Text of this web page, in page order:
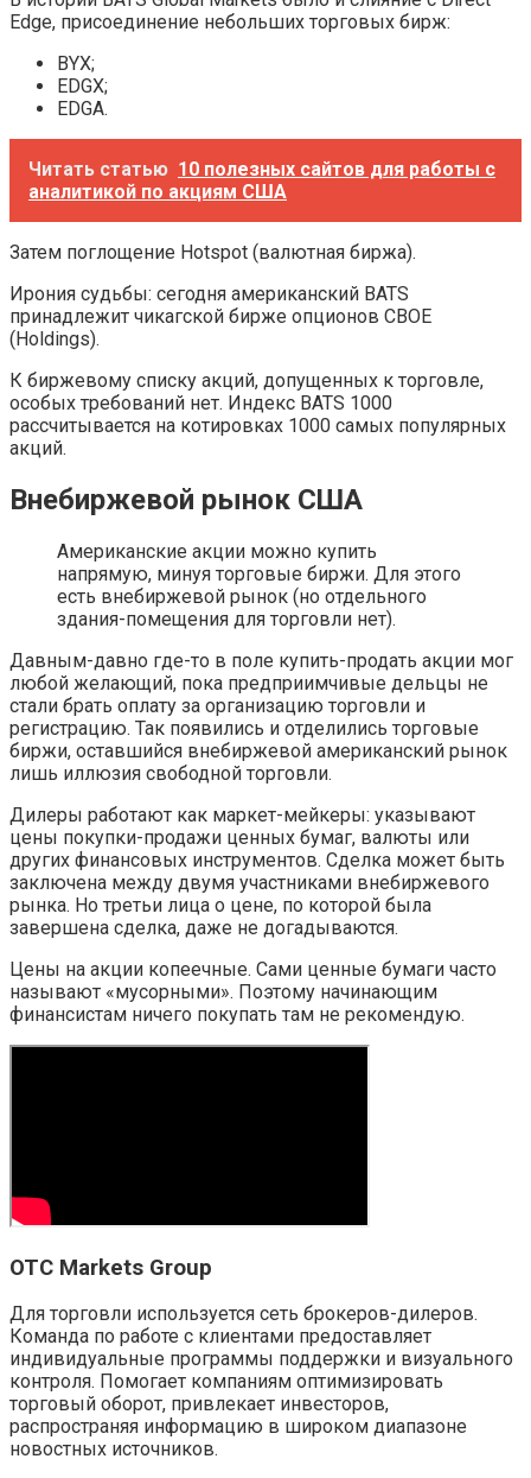
Edge, присоединение небольших торговых бирж:
BYX;
EDGX;
EDGA.
Читать статью 10 полезных сайтов для работы с
аналитикой по акциям США
Затем поглощение Hotspot (валютная биржа).
Ирония судьбы: сегодня американский BATS
принадлежит чикагской бирже опционов CBOE
(Holdings).
К биржевому списку акций, допущенных к торговле,
особых требований нет. Индекс BATS 1000
рассчитывается на котировках 1000 самых популярных
акций.
Внебиржевой рынок США
Американские акции можно купить
напрямую, минуя торговые биржи. Для этого
есть внебиржевой рынок (но отдельного
здания-помещения для торговли нет).
Давным-давно где-то в поле купить-продать акции мог
любой желающий, пока предприимчивые дельцы не
стали брать оплату за организацию торговли и
регистрацию. Так появились и отделились торговые
биржи, оставшийся внебиржевой американский рынок
лишь иллюзия свободной торговли.
Дилеры работают как маркет-мейкеры: указывают
цены покупки-продажи ценных бумаг, валюты или
других финансовых инструментов. Сделка может быть
заключена между двумя участниками внебиржевого
рынка. Но третьи лица о цене, по которой была
завершена сделка, даже не догадываются.
Цены на акции копеечные. Сами ценные бумаги часто
называют «мусорными». Поэтому начинающим
финансистам ничего покупать там не рекомендую.
OTC Markets Group
Для торговли используется сеть брокеров-дилеров.
Команда по работе с клиентами предоставляет
индивидуальные программы поддержки и визуального
контроля. Помогает компаниям оптимизировать
торговый оборот, привлекает инвесторов,
распространяя информацию в широком диапазоне
новостных источников.